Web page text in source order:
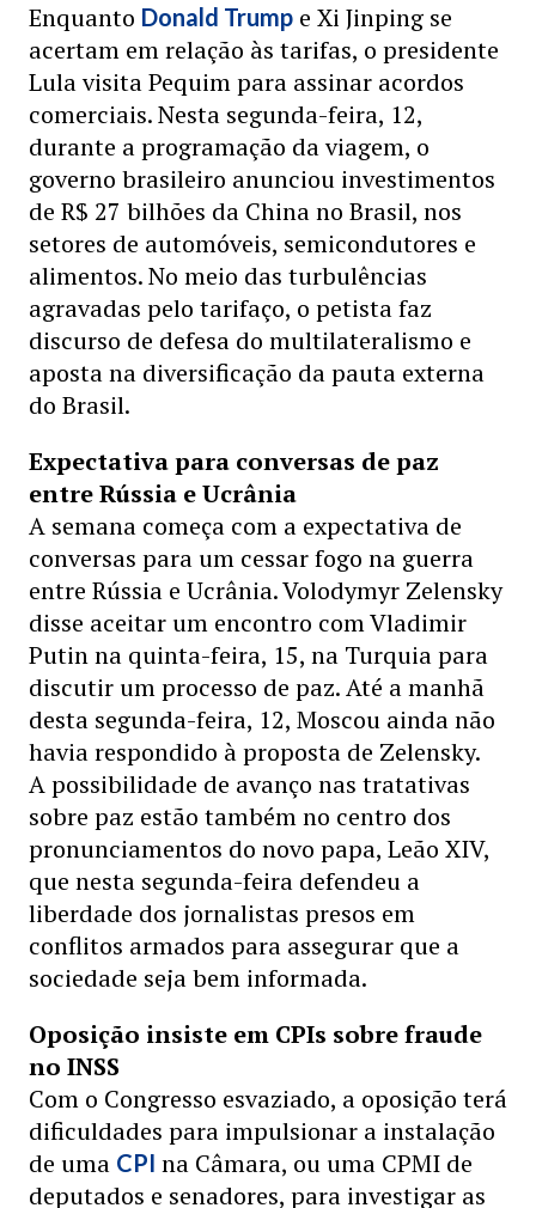
Enquanto Donald Trump e Xi Jinping se
acertam em relação às tarifas, o presidente
Lula visita Pequim para assinar acordos
comerciais. Nesta segunda-feira, 12,
durante a programação da viagem, o
governo brasileiro anunciou investimentos
de R$ 27 bilhões da China no Brasil, nos
setores de automóveis, semicondutores e
alimentos. No meio das turbulências
agravadas pelo tarifaço, o petista faz
discurso de defesa do multilateralismo e
aposta na diversificação da pauta externa
do Brasil.
Expectativa para conversas de paz
entre Rússia e Ucrânia
A semana começa com a expectativa de
conversas para um cessar fogo na guerra
entre Rússia e Ucrânia. Volodymyr Zelensky
disse aceitar um encontro com Vladimir
Putin na quinta-feira, 15, na Turquia para
discutir um processo de paz. Até a manhã
desta segunda-feira, 12, Moscou ainda não
havia respondido à proposta de Zelensky.
A possibilidade de avanço nas tratativas
sobre paz estão também no centro dos
pronunciamentos do novo papa, Leão XIV,
que nesta segunda-feira defendeu a
liberdade dos jornalistas presos em
conflitos armados para assegurar que a
sociedade seja bem informada.
Oposição insiste em CPIs sobre fraude
no INSS
Com o Congresso esvaziado, a oposição terá
dificuldades para impulsionar a instalação
de uma CPI na Câmara, ou uma CPMI de
deputados e senadores, para investigar as